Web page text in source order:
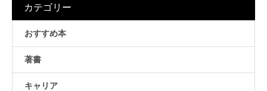
カテゴリー
おすすめ本
著書
キャリア